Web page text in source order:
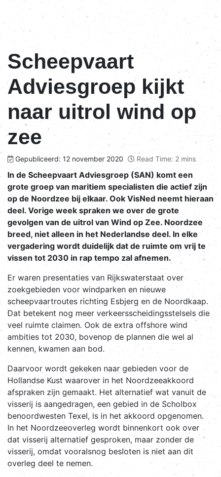
Scheepvaart
Adviesgroep kijkt
naar uitrol wind op
zee
Gepubliceerd: 12 november 2020 Read Time: 2 mins
In de Scheepvaart Adviesgroep (SAN) komt een
grote groep van maritiem specialisten die actief zijn
op de Noordzee bij elkaar. Ook VisNed neemt hieraan
deel. Vorige week spraken we over de grote
gevolgen van de uitrol van Wind op Zee. Noordzee
breed, niet alleen in het Nederlandse deel. In elke
vergadering wordt duidelijk dat de ruimte om vrij te
vissen tot 2030 in rap tempo zal afnemen.
Er waren presentaties van Rijkswaterstaat over
zoekgebieden voor windparken en nieuwe
scheepvaartroutes richting Esbjerg en de Noordkaap.
Dat betekent nog meer verkeersscheidingsstelsels die
veel ruimte claimen. Ook de extra offshore wind
ambities tot 2030, bovenop de plannen die wel al
kennen, kwamen aan bod.
Daarvoor wordt gekeken naar gebieden voor de
Hollandse Kust waarover in het Noordzeeakkoord
afspraken zijn gemaakt. Het alternatief wat vanuit de
visserij is aangedragen, een gebied in de Scholbox
benoordwesten Texel, is in het akkoord opgenomen.
In het Noordzeeoverleg wordt binnenkort ook over
dat visserij alternatief gesproken, maar zonder de
visserij, omdat vooralsnog besloten is niet aan dit
overleg deel te nemen.